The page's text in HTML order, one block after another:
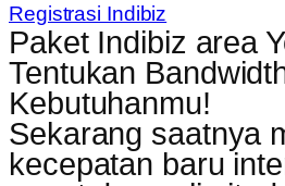
Registrasi Indibiz
Paket Indibiz area
Tentukan
Kebutuhanmu!
Sekarang saatnya
kecepatan baru